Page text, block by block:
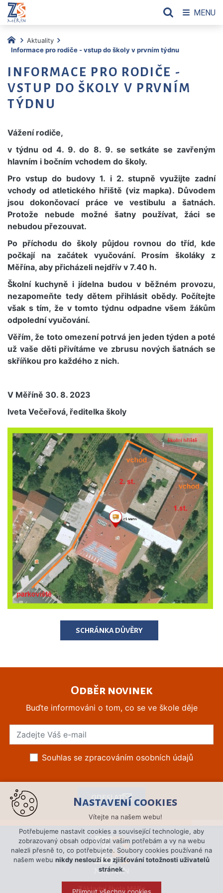
SCHRÁNKA DŮVĚRY
Aktuality
Informace pro rodiče - vstup do školy v prvním týdnu
INFORMACE PRO RODIČE -
VSTUP DO ŠKOLY V PRVNÍM
TÝDNU
Vážení rodiče,
v týdnu od 4. 9. do 8. 9. se setkáte se zavřeným
hlavním i bočním vchodem do školy.
Pro vstup do budovy 1. i 2. stupně využijte zadní
vchody od atletického hřiště (viz mapka). Důvodem
jsou dokončovací práce ve vestibulu a šatnách.
Protože nebude možné šatny používat, žáci se
nebudou přezouvat.
Po příchodu do školy půjdou rovnou do tříd, kde
počkají na začátek vyučování. Prosím školáky z
Měřína, aby přicházeli nejdřív v 7.40 h.
Školní kuchyně i jídelna budou v běžném provozu,
nezapomeňte tedy dětem přihlásit obědy. Počítejte
však s tím, že v tomto týdnu odpadne všem žákům
odpolední vyučování.
Věřím, že toto omezení potrvá jen jeden týden a poté
už vaše děti přivítáme ve zbrusu nových šatnách se
skříňkou pro každého z nich.
V Měříně 30. 8. 2023
Iveta Večeřová, ředitelka školy
Odběr novinek
Buďte informováni o tom, co se ve škole děje
Souhlas se zpracováním osobních údajů
Základní škola Měřín
MENU
Nastavení cookies
Vítejte na našem webu!
Potřebujeme nastavit cookies a související technologie, aby
zobrazovaný obsah odpovídal vašim potřebám a vy na webu
nalezli přesně to, co potřebujete. Soubory cookies používané na
našem webu nikdy neslouží ke zjišťování totožnosti uživatelů
stránek.